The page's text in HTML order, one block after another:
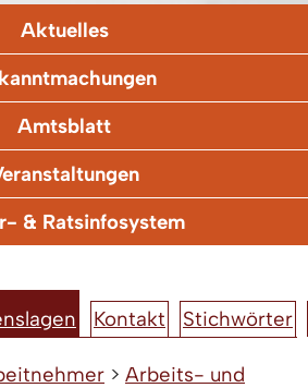
Aktuelles
Amtsblatt
& Ratsinfosystem
Kontakt Stichwörter
> Arbeits- und